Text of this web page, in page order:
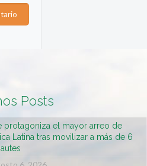
Posts
protagoniza el mayor arreo de
Latina tras movilizar a más de 6